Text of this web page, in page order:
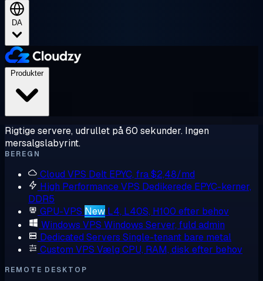
DA
Produkter
Rigtige servere, udrullet på 60 sekunder. Ingen
mersalgslabyrint.
BEREGN
Cloud VPS Delt EPYC, fra $2,48/md
High Performance VPS Dedikerede EPYC-kerner,
DDR5
GPU-VPS New L4, L40S, H100 efter behov
Windows VPS Windows Server, fuld admin
Dedicated Servers Single-tenant bare metal
Custom VPS Vælg CPU, RAM, disk efter behov
REMOTE DESKTOP